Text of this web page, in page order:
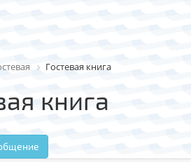
Гостевая книга
книга